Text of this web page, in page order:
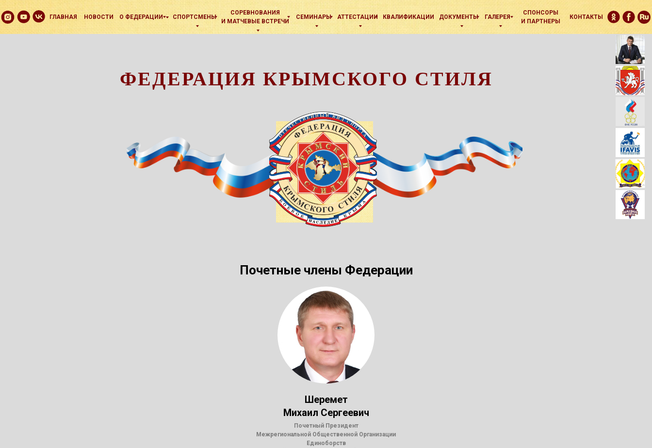
ГЛАВНАЯ ГАЛЕРЕЯ
СПОНСОРЫ
И ПАРТНЕРЫ
СПОРТСМЕНЫ
О ФЕДЕРАЦИИ
НОВОСТИ ДОКУМЕНТЫ
АТТЕСТАЦИИ
СЕМИНАРЫ
СОРЕВНОВАНИЯ
И МАТЧЕВЫЕ ВСТРЕЧИ
КОНТАКТЫ
КВАЛИФИКАЦИИ
ФЕДЕРАЦИЯ КРЫМСКОГО СТИЛЯ
Почетные члены Федерации
Шеремет
Михаил Сергеевич
Почетный Президент
Межрегиональной Общественной Организации
Единоборств